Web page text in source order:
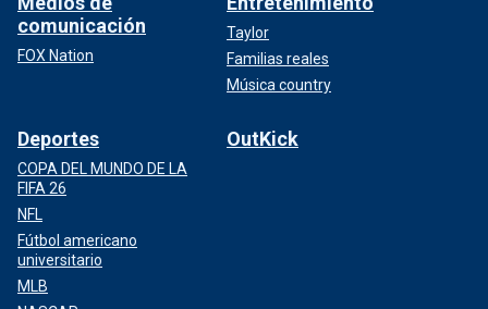
comunicación
FOX Nation
Taylor
Familias reales
Música country
Deportes
COPA DEL MUNDO DE LA
FIFA 26
NFL
Fútbol americano
universitario
MLB
OutKick